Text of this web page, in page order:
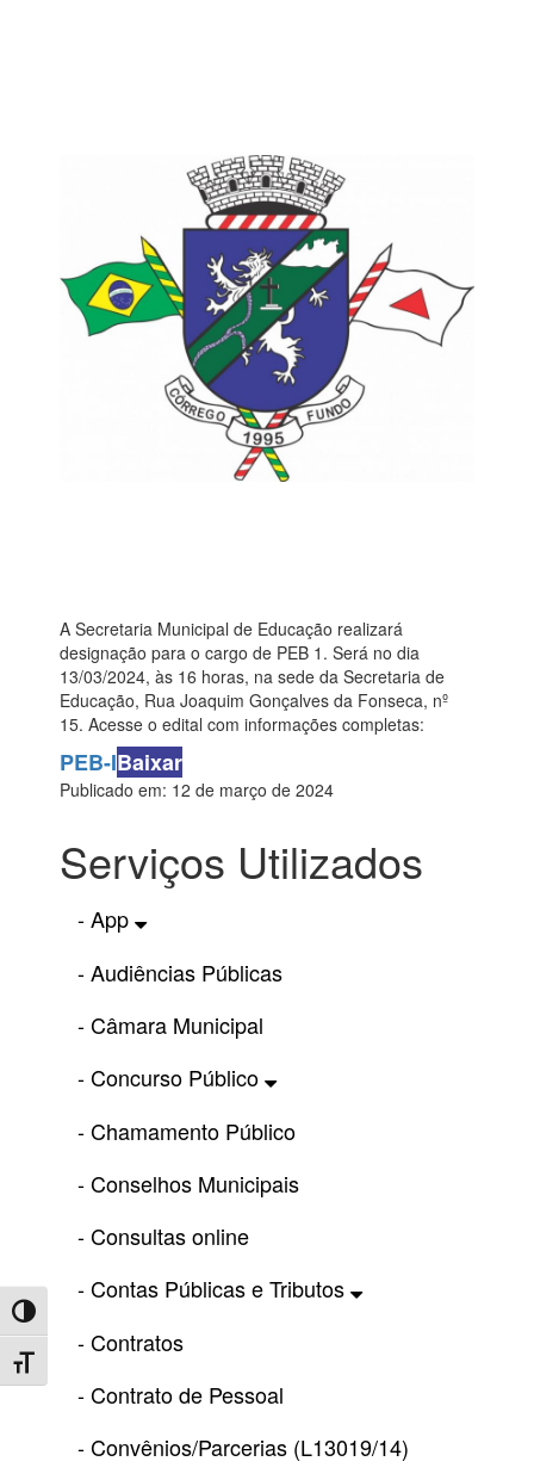
Toggle High Contrast
Toggle Font size
A Secretaria Municipal de Educação realizará
designação para o cargo de PEB 1. Será no dia
13/03/2024, às 16 horas, na sede da Secretaria de
Educação, Rua Joaquim Gonçalves da Fonseca, nº
15. Acesse o edital com informações completas:
PEB-IBaixar
Publicado em: 12 de março de 2024
Serviços Utilizados
- App
- Audiências Públicas
- Câmara Municipal
- Concurso Público
- Chamamento Público
- Conselhos Municipais
- Consultas online
- Contas Públicas e Tributos
- Contratos
- Contrato de Pessoal
- Convênios/Parcerias (L13019/14)